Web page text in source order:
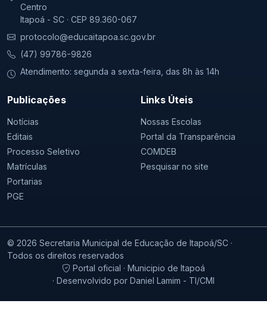
Centro
Itapoá - SC · CEP 89.360-067
protocolo@educaitapoa.sc.gov.br
(47) 99786-9826
Atendimento: segunda a sexta-feira, das 8h às 14h
Publicações
Notícias
Editais
Processo Seletivo
Matrículas
Portarias
PGE
Links Úteis
Nossas Escolas
Portal da Transparência
COMDEB
Pesquisar no site
© 2026 Secretaria Municipal de Educação de Itapoá/SC ·
Todos os direitos reservados
Portal oficial · Municipio de Itapoá
· Desenvolvido por Daniel Lamim - TI/CMI